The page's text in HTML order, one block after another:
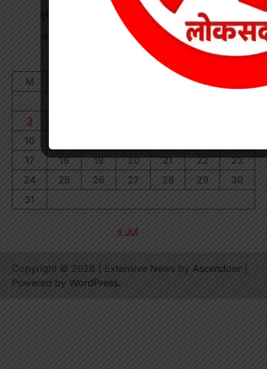
बुंदेली-सुतर्रा मार्ग की बदहाली पर चक्काजाम, चार घंटे थमे वाहनों के पहिए
खेत में काम कर रहे किसान पर गिरी गाज, मौत
August 2026
M
S
3
10
17
18 19 20 21 22
23
24
25 26 27 28 29
30
31
« Jul
Copyright © 2026 | Extensive News by Ascendoor
Powered by WordPress.